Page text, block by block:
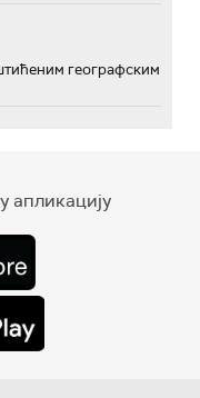
географским
апликацију